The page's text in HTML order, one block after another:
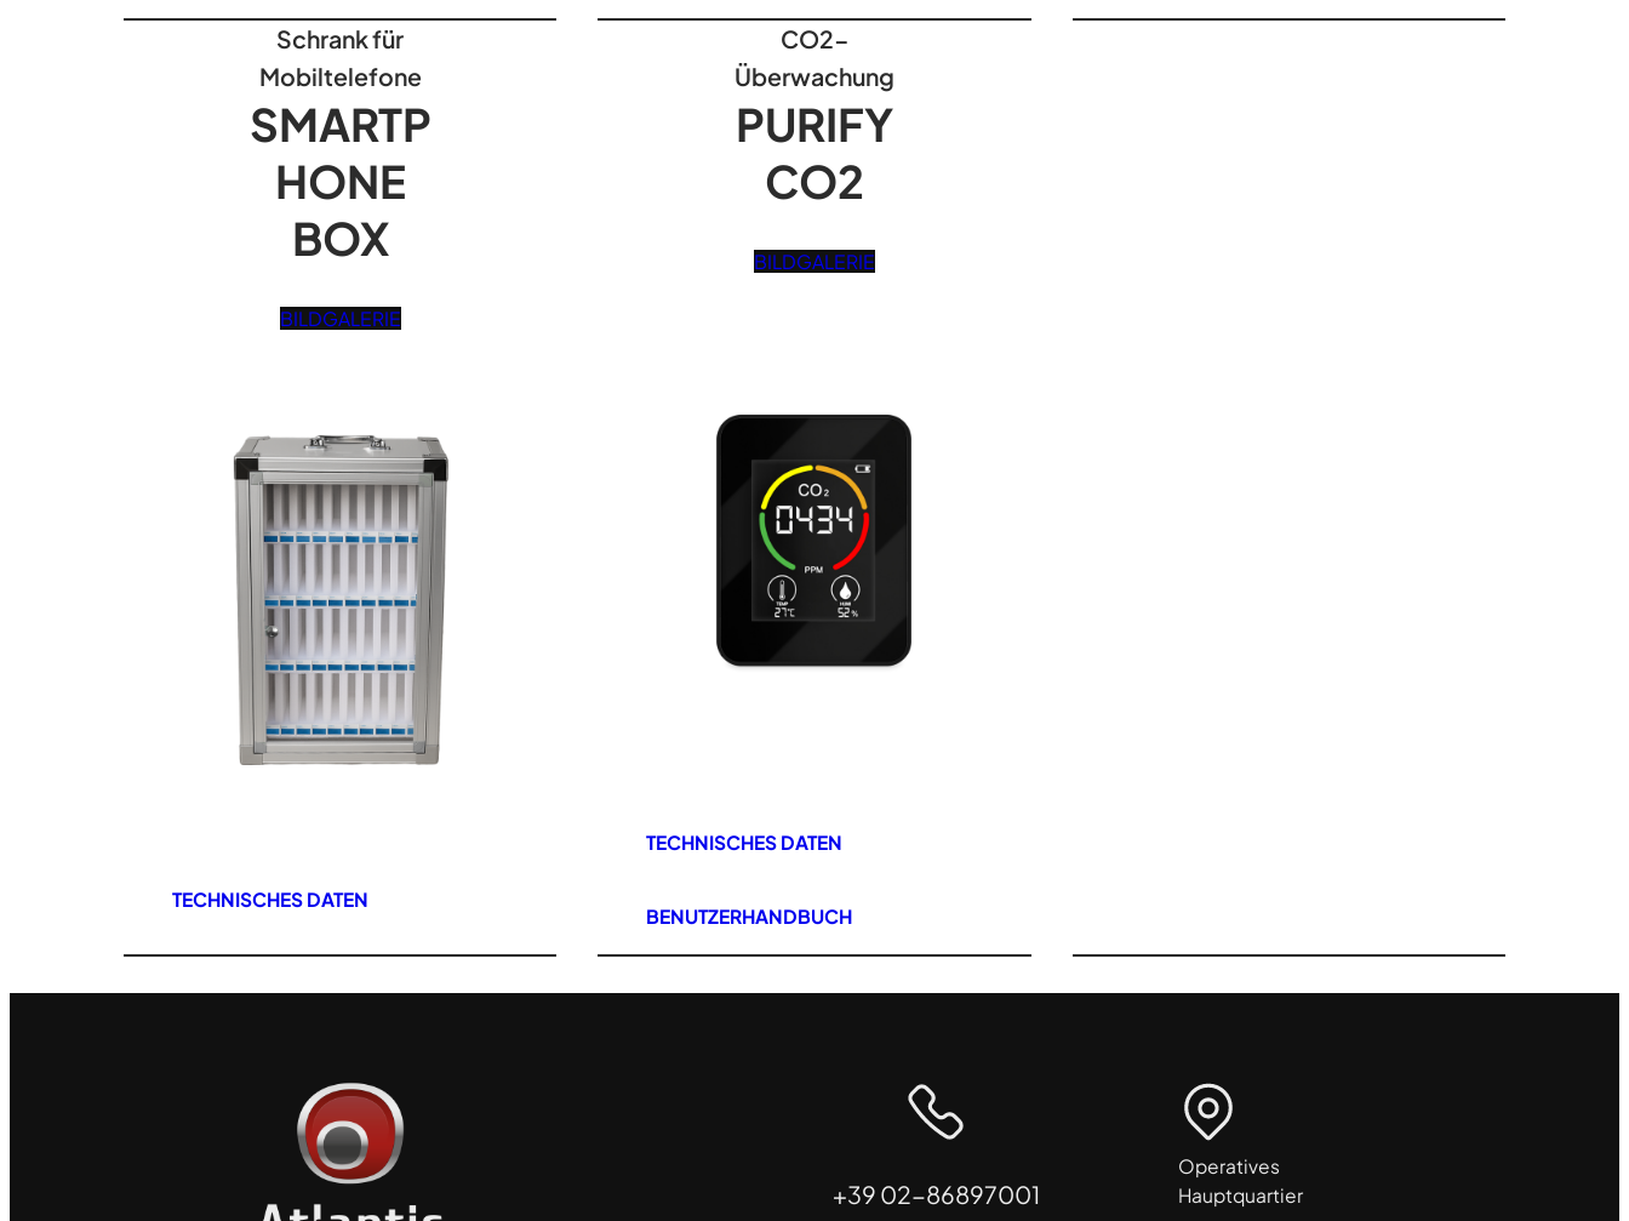
Schrank für
Mobiltelefone
SMARTP
HONE
BOX
BILDGALERIE
TECHNISCHES DATEN
CO2-
Überwachung
PURIFY
CO2
BILDGALERIE
TECHNISCHES DATEN
BENUTZERHANDBUCH
+39 02-86897001
Operatives
Hauptquartier